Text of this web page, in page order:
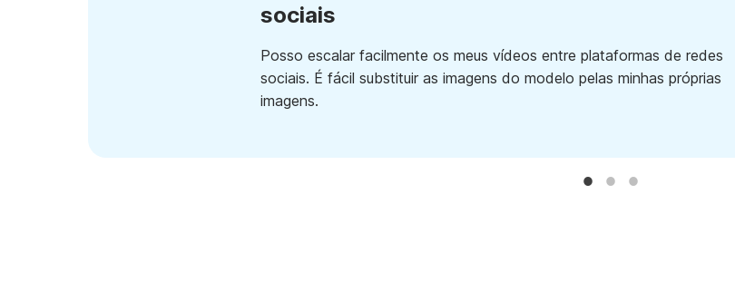
sociais
Posso escalar facilmente os meus vídeos entre plataformas de redes
sociais. É fácil substituir as imagens do modelo pelas minhas próprias
imagens.